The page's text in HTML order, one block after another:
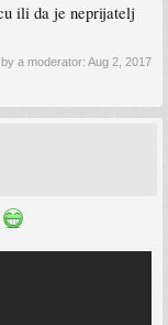
ili da je neprijatelj
a moderator: Aug 2, 2017